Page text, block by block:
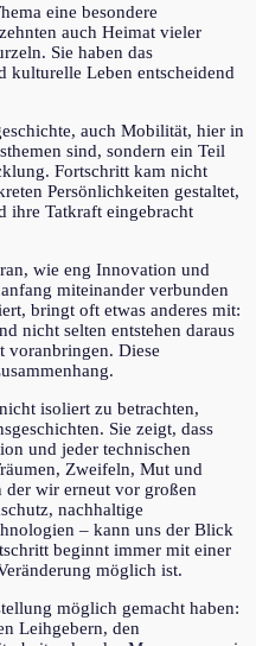
eine besondere
auch Heimat vieler
Sie haben das
kulturelle Leben entscheidend
auch Mobilität, hier in
sind, sondern ein Teil
Fortschritt kam nicht
Persönlichkeiten gestaltet,
ihre Tatkraft eingebracht
wie eng Innovation und
miteinander verbunden
bringt oft etwas anderes mit:
nicht selten entstehen daraus
voranbringen. Diese
isoliert zu betrachten,
Sie zeigt, dass
und jeder technischen
Zweifeln, Mut und
der wir erneut vor großen
nachhaltige
– kann uns der Blick
beginnt immer mit einer
möglich ist.
möglich gemacht haben:
Leihgebern, den